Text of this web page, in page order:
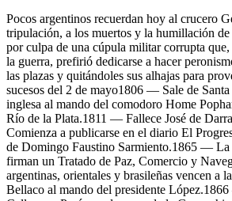
Pocos argentinos recuerdan hoy al crucero
tripulación, a los muertos y la humillación de
por culpa de una cúpula militar corrupta
la guerra, prefirió dedicarse a hacer
las plazas y quitándoles sus alhajas para
sucesos del 2 de mayo1806 — Sale de Santa
inglesa al mando del comodoro Home
Río de la Plata.1811 — Fallece José de
Comienza a publicarse en el diario El
de Domingo Faustino Sarmiento.1865 —
firman un Tratado de Paz, Comercio y
argentinas, orientales y brasileñas vencen a
Bellaco al mando del presidente